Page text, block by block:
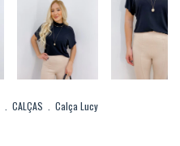
CALÇAS Calça Lucy